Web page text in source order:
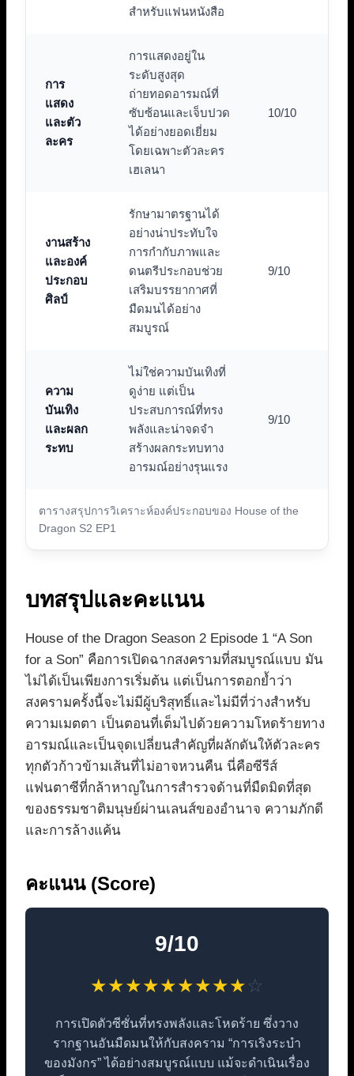
ตารางสรุปการวิเคราะห์องค์ประกอบของ House of the
Dragon S2 EP1
สำหรับแฟนหนังสือ
การ
แสดง
และตัว
ละคร
การแสดงอยู่ใน
ระดับสูงสุด
ถ่ายทอดอารมณ์ที่
ซับซ้อนและเจ็บปวด
ได้อย่างยอดเยี่ยม
โดยเฉพาะตัวละคร
เฮเลนา
10/10
งานสร้าง
และองค์
ประกอบ
ศิลป์
รักษามาตรฐานได้
อย่างน่าประทับใจ
การกำกับภาพและ
ดนตรีประกอบช่วย
เสริมบรรยากาศที่
มืดมนได้อย่าง
สมบูรณ์
9/10
ความ
บันเทิง
และผลก
ระทบ
ไม่ใช่ความบันเทิงที่
ดูง่าย แต่เป็น
ประสบการณ์ที่ทรง
พลังและน่าจดจำ
สร้างผลกระทบทาง
อารมณ์อย่างรุนแรง
9/10
บทสรุปและคะแนน
House of the Dragon Season 2 Episode 1 “A Son
for a Son” คือการเปิดฉากสงครามที่สมบูรณ์แบบ มัน
ไม่ได้เป็นเพียงการเริ่มต้น แต่เป็นการตอกย้ำว่า
สงครามครั้งนี้จะไม่มีผู้บริสุทธิ์และไม่มีที่ว่างสำหรับ
ความเมตตา เป็นตอนที่เต็มไปด้วยความโหดร้ายทาง
อารมณ์และเป็นจุดเปลี่ยนสำคัญที่ผลักดันให้ตัวละคร
ทุกตัวก้าวข้ามเส้นที่ไม่อาจหวนคืน นี่คือซีรีส์
แฟนตาซีที่กล้าหาญในการสำรวจด้านที่มืดมิดที่สุด
ของธรรมชาติมนุษย์ผ่านเลนส์ของอำนาจ ความภักดี
และการล้างแค้น
คะแนน (Score)
9/10
★★★★★★★★★☆
การเปิดตัวซีซั่นที่ทรงพลังและโหดร้าย ซึ่งวาง
รากฐานอันมืดมนให้กับสงคราม “การเริงระบำ
ของมังกร” ได้อย่างสมบูรณ์แบบ แม้จะดำเนินเรื่อง